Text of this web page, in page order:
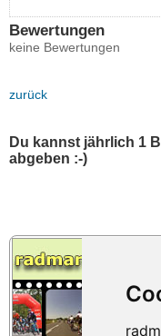
Bewertungen
keine Bewertungen
zurück
Du kannst jährlich 1
abgeben :-)